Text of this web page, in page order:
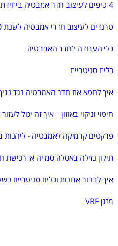
4 טיפים לעיצוב חדר אמבטיה ביחידת הורים חדשה
טרנדים לעיצוב חדרי אמבטיה לשנת 2020
כלי העבודה לחדר האמבטיה
כלים סניטריים
איך לחטא את חדר האמבטיה נגד
חיטוי וניקוי באוזון – איך זה יכול
פרקטים קרמיקה לאמבטיה - ליהנות
תיקון נזילה באסלה סמויה או רכישת
איך לבחור ארונות וכלים סניטריים
מזגן VRF